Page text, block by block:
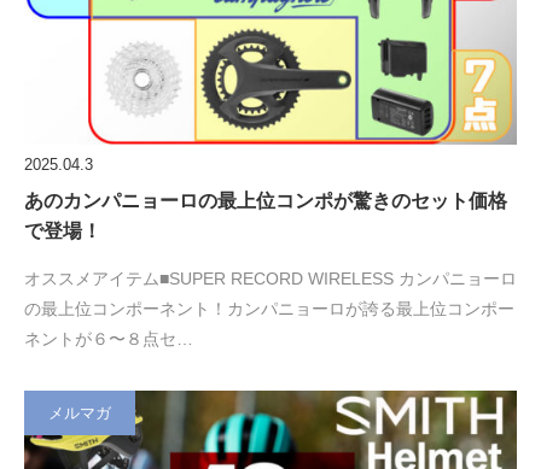
2025.04.3
あのカンパニョーロの最上位コンポが驚きのセット価格
で登場！
オススメアイテム■SUPER RECORD WIRELESS カンパニョーロ
の最上位コンポーネント！カンパニョーロが誇る最上位コンポー
ネントが６〜８点セ…
メルマガ